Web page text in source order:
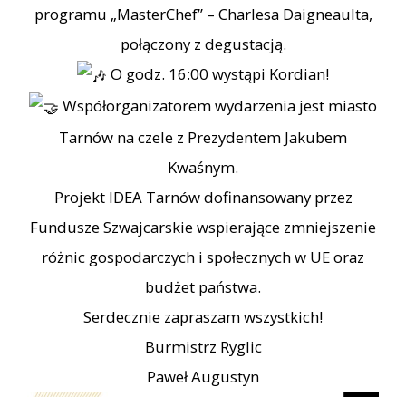
programu „MasterChef” – Charlesa Daigneaulta,
połączony z degustacją.
O godz. 16:00 wystąpi Kordian!
Współorganizatorem wydarzenia jest miasto
Tarnów na czele z Prezydentem Jakubem
Kwaśnym.
Projekt IDEA Tarnów dofinansowany przez
Fundusze Szwajcarskie wspierające zmniejszenie
różnic gospodarczych i społecznych w UE oraz
budżet państwa.
Serdecznie zapraszam wszystkich!
Burmistrz Ryglic
Paweł Augustyn